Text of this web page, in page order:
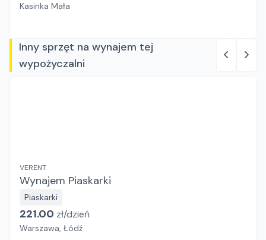
Kasinka Mała
Inny sprzęt na wynajem tej
wypożyczalni
VERENT
Wynajem Piaskarki
Piaskarki
221.00 zł/dzień
Warszawa, Łódź